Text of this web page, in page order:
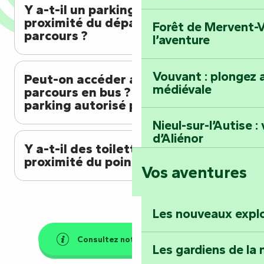
Forêt de Mervent-
l’aventure
Vouvant : plongez
médiévale
Nieul-sur-l’Autise
d’Aliénor
Foussais-Payré :
Faymoreau :
épopée minière
Vos aventures
Les nouveaux
Les gardiens de la
Y a-t-il un parking gratuit à
proximité du départ du
parcours ?
Peut-on accéder au départ du
parcours en bus ? Y a-t-il un
parking autorisé pour les bus ?
Y a-t-il des toilettes à
proximité du point de départ ?
Consultez notre FAQ générale